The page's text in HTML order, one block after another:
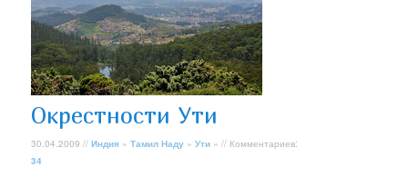
Окрестности Ути
30.04.2009 //Индия »Тамил Наду »Ути » // Комментариев:
34